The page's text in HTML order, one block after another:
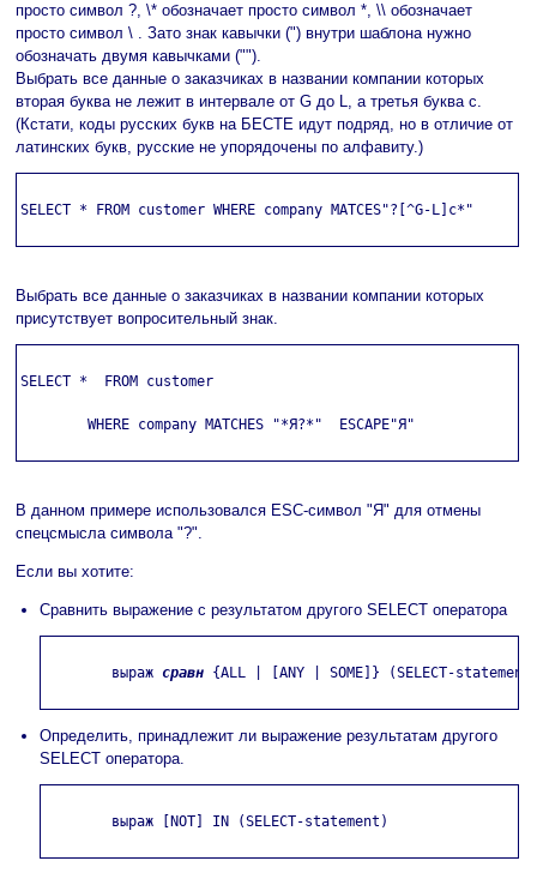
просто символ ?, \* обозначает просто символ *, \\ обозначает
просто символ \ . Зато знак кавычки (") внутри шаблона нужно
обозначать двумя кавычками ("").
Выбрать все данные о заказчиках в названии компании которых
вторая буква не лежит в интервале от G до L, а третья буква c.
(Кстати, коды русских букв на БЕСТЕ идут подряд, но в отличие от
латинских букв, русские не упорядочены по алфавиту.)
SELECT * FROM customer WHERE company MATCES"?[^G-L]c*"
Выбрать все данные о заказчиках в названии компании которых
присутствует вопросительный знак.
SELECT *  FROM customer
        WHERE company MATCHES "*Я?*"  ESCAPE"Я"
В данном примере использовался ESC-символ "Я" для отмены
спецсмысла символа "?".
Если вы хотите:
Сравнить выражение с результатом другого SELECT оператора
        выраж
сравн {ALL | [ANY | SOME]} (SELECT-
Определить, принадлежит ли выражение результатам другого
SELECT оператора.
        выраж [NOT] IN (SELECT-statement)